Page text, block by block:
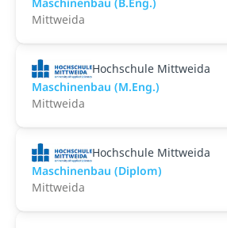
Mittweida
Hochschule Mittweida
Maschinenbau (M.Eng.)
Mittweida
Hochschule Mittweida
Maschinenbau (Diplom)
Mittweida